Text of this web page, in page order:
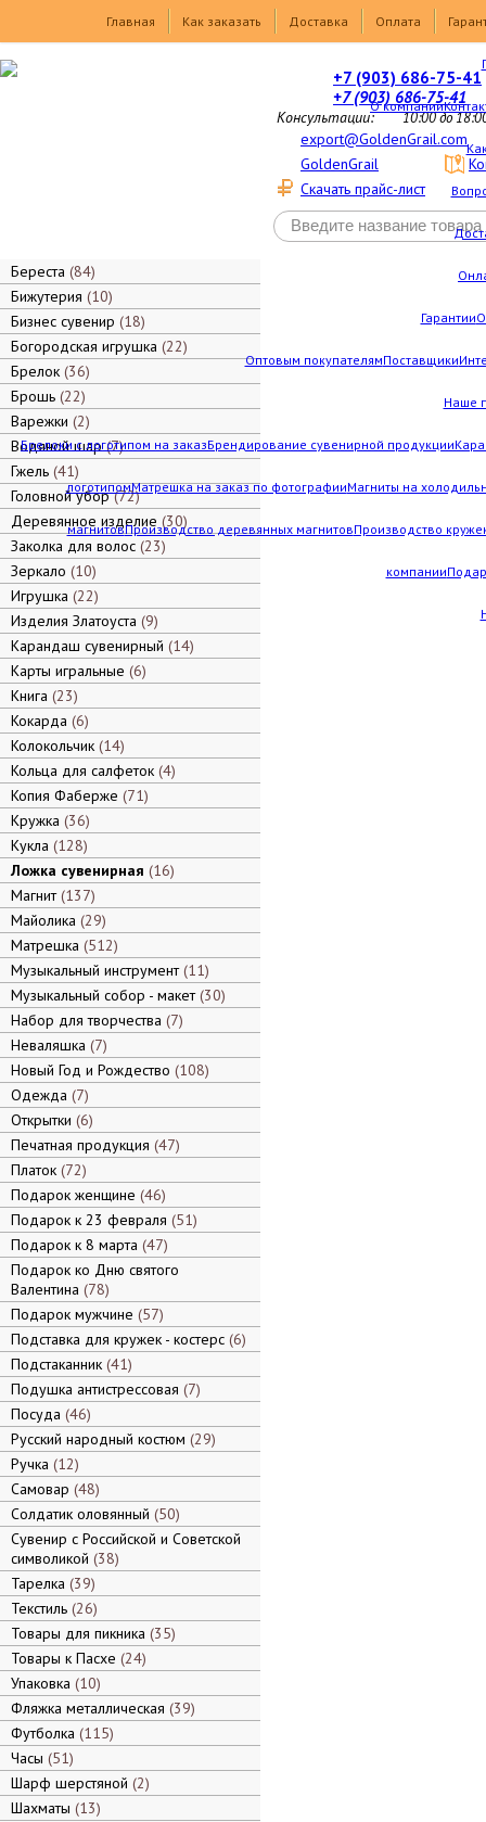
Главная
Как заказать Доставка Оплата
О компании
Гарантии
Оптовым покупателямПоставщики
Наше
Брелоки с логотипом на заказБрендирование сувенирной продукции
логотипомМатрешка на заказ по фотографииМагниты на
магнитовПроизводство деревянных магнитовПроизводство
компании
+7 (903) 686-75-41
+7 (903) 686-75-41
Консультации: 10:00 до
export@GoldenGrail.com
GoldenGrail
Скачать прайс-лист
Береста 84
Бижутерия 10
Бизнес сувенир 18
Богородская игрушка 22
Брелок 36
Брошь 22
Варежки 2
Водяной шар 7
Гжель 41
Головной убор 72
Деревянное изделие 30
Заколка для волос 23
Зеркало 10
Игрушка 22
Изделия Златоуста 9
Карандаш сувенирный 14
Карты игральные 6
Книга 23
Кокарда 6
Колокольчик 14
Кольца для салфеток 4
Копия Фаберже 71
Кружка 36
Кукла 128
Ложка сувенирная 16
Магнит 137
Майолика 29
Матрешка 512
Музыкальный инструмент 11
Музыкальный собор - макет 30
Набор для творчества 7
Неваляшка 7
Новый Год и Рождество 108
Одежда 7
Открытки 6
Печатная продукция 47
Платок 72
Подарок женщине 46
Подарок к 23 февраля 51
Подарок к 8 марта 47
Подарок ко Дню святого
Валентина 78
Подарок мужчине 57
Подставка для кружек - костерс 6
Подстаканник 41
Подушка антистрессовая 7
Посуда 46
Русский народный костюм 29
Ручка 12
Самовар 48
Солдатик оловянный 50
Сувенир с Российской и Советской
символикой 38
Тарелка 39
Текстиль 26
Товары для пикника 35
Товары к Пасхе 24
Упаковка 10
Фляжка металлическая 39
Футболка 115
Часы 51
Шарф шерстяной 2
Шахматы 13